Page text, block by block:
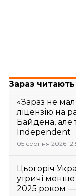
Зараз читають
«Зараз не
ліцензію на
Байдена, але
Independent
05 серпня 2026
Цьогоріч
утричі
2025 роком